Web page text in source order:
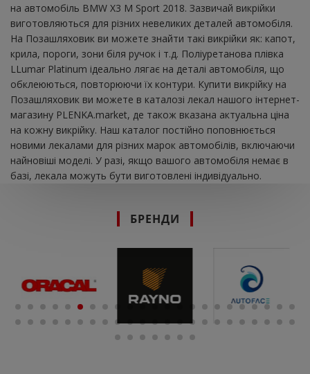
на автомобіль BMW X3 M Sport 2018. Зазвичай викрійки
виготовляються для різних невеликих деталей автомобіля.
На Позашляховик ви можете знайти такі викрійки як: капот,
крила, пороги, зони біля ручок і т.д. Поліуретанова плівка
LLumar Platinum ідеально лягає на деталі автомобіля, що
обклеюються, повторюючи їх контури. Купити викрійку на
Позашляховик ви можете в каталозі лекал нашого інтернет-
магазину PLENKA.market, де також вказана актуальна ціна
на кожну викрійку. Наш каталог постійно поповнюється
новими лекалами для різних марок автомобілів, включаючи
найновіші моделі. У разі, якщо вашого автомобіля немає в
базі, лекала можуть бути виготовлені індивідуально.
БРЕНДИ